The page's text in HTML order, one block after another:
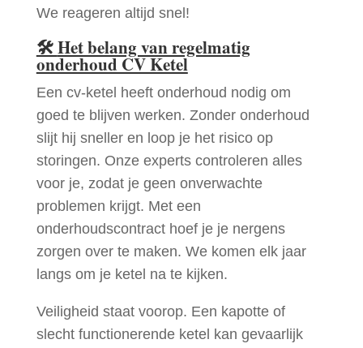
We reageren altijd snel!
🛠Het belang van regelmatig
onderhoud CV Ketel
Een cv-ketel heeft onderhoud nodig om
goed te blijven werken. Zonder onderhoud
slijt hij sneller en loop je het risico op
storingen. Onze experts controleren alles
voor je, zodat je geen onverwachte
problemen krijgt. Met een
onderhoudscontract hoef je je nergens
zorgen over te maken. We komen elk jaar
langs om je ketel na te kijken.
Veiligheid staat voorop. Een kapotte of
slecht functionerende ketel kan gevaarlijk